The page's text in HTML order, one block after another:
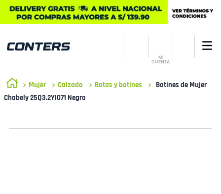
MI
CUENTA
Mujer Calzado Botas y botines
Botines de Mujer
Chabely 25Q3.2YI071 Negro